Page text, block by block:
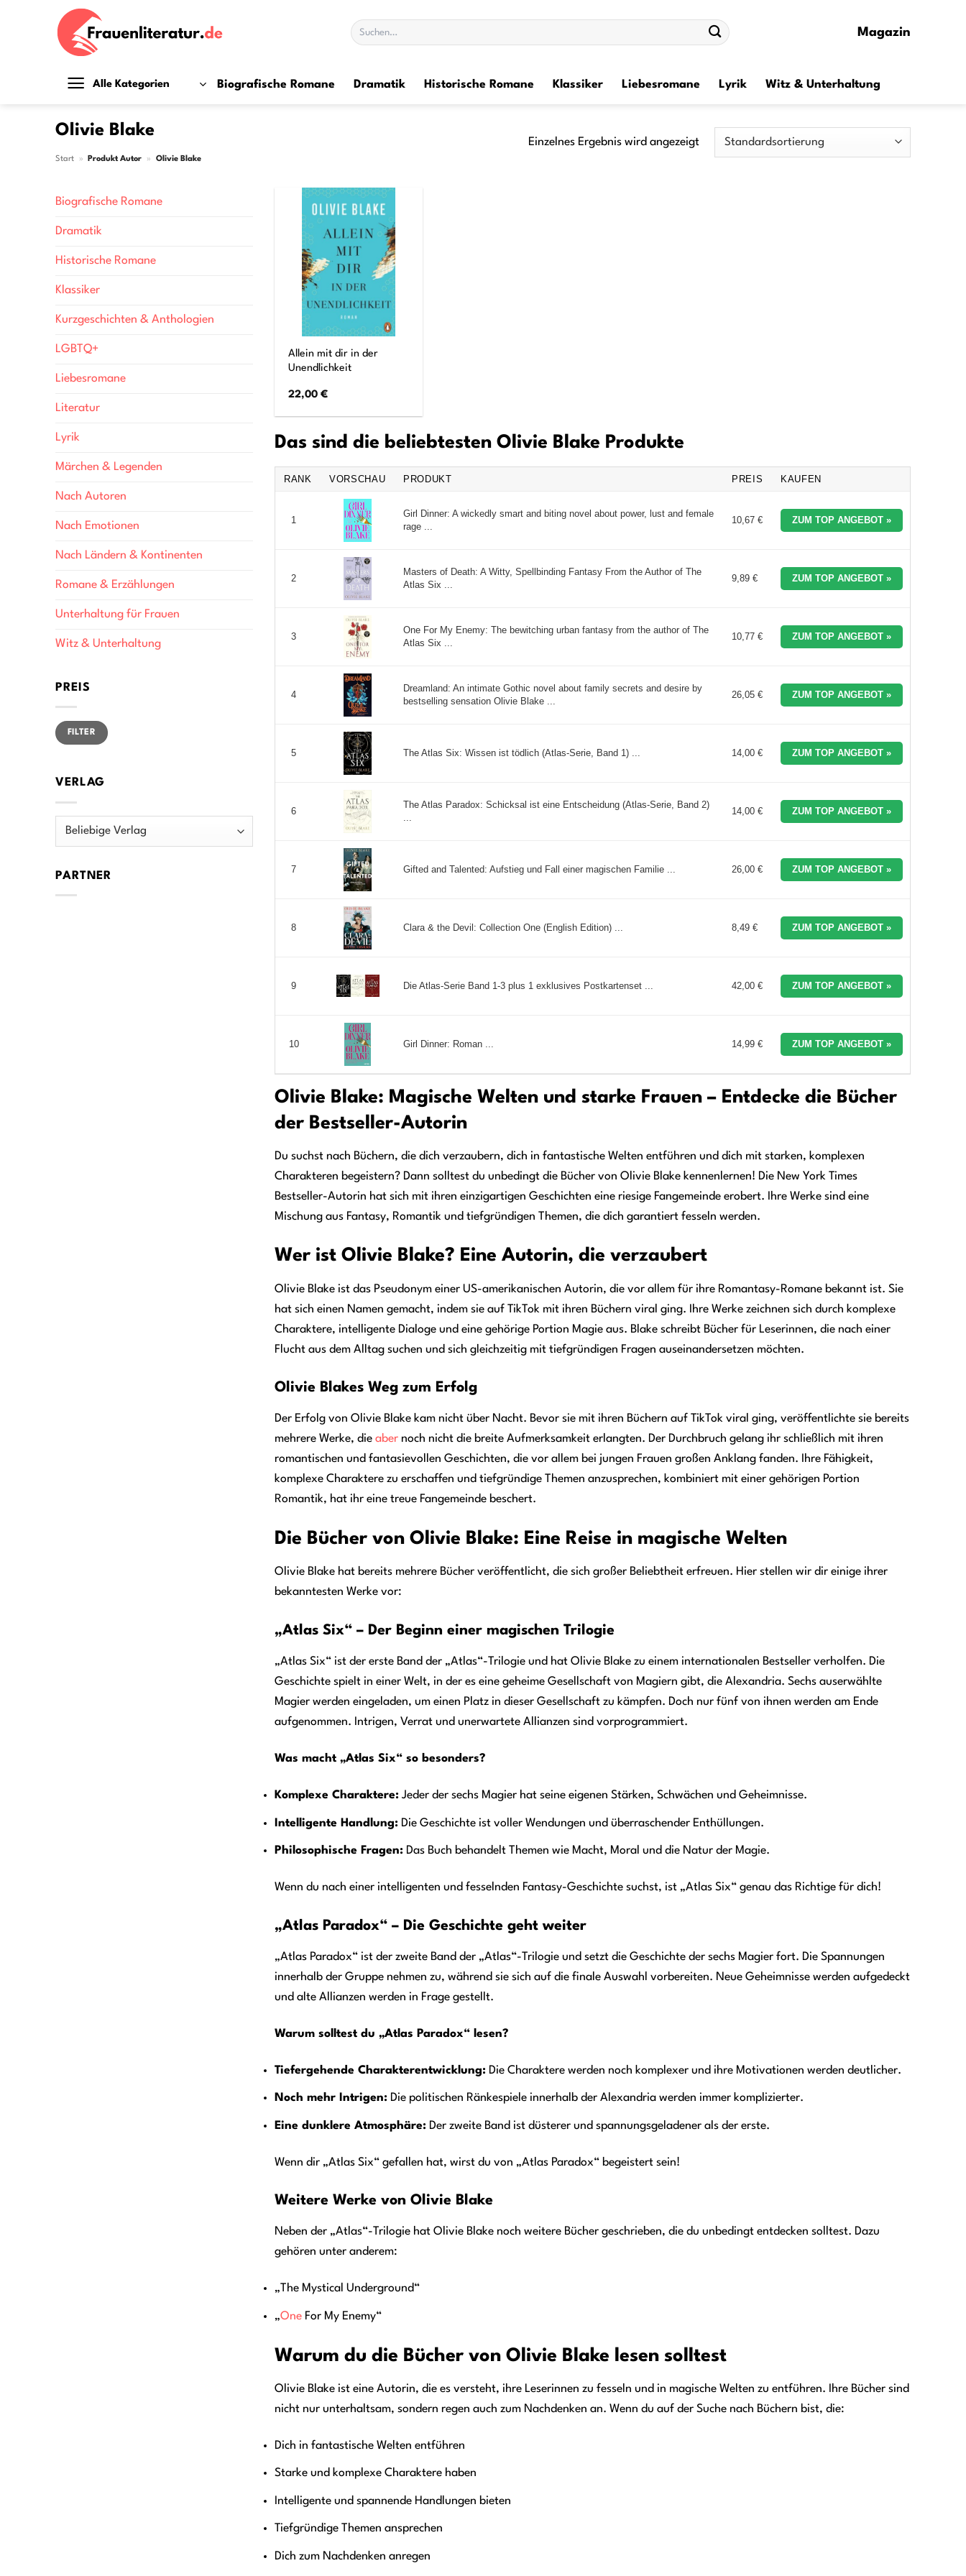
Suchen
nach:
Magazin
Alle Kategorien Biografische Romane Dramatik Historische Romane Klassiker Liebesromane Lyrik Witz & Unterhaltung
Olivie Blake
Start » Produkt Autor » Olivie Blake
Einzelnes Ergebnis wird angezeigt
Biografische Romane
Dramatik
Historische Romane
Klassiker
Kurzgeschichten & Anthologien
LGBTQ+
Liebesromane
Literatur
Lyrik
Märchen & Legenden
Nach Autoren
Nach Emotionen
Nach Ländern & Kontinenten
Romane & Erzählungen
Unterhaltung für Frauen
Witz & Unterhaltung
PREIS
Min.
Preis
Max.
PreisFILTER
VERLAG
PARTNER
Allein mit dir in der
Unendlichkeit
22,00 €
Das sind die beliebtesten Olivie Blake Produkte
RANK VORSCHAU PRODUKT PREIS KAUFEN
1
Girl Dinner: A wickedly smart and biting novel about power, lust and female
rage ...
10,67 € ZUM TOP ANGEBOT »
2
Masters of Death: A Witty, Spellbinding Fantasy From the Author of The
Atlas Six ...
9,89 € ZUM TOP ANGEBOT »
3
One For My Enemy: The bewitching urban fantasy from the author of The
Atlas Six ...
10,77 € ZUM TOP ANGEBOT »
4
Dreamland: An intimate Gothic novel about family secrets and desire by
bestselling sensation Olivie Blake ...
26,05 € ZUM TOP ANGEBOT »
5 The Atlas Six: Wissen ist tödlich (Atlas-Serie, Band 1) ... 14,00 € ZUM TOP ANGEBOT »
6
The Atlas Paradox: Schicksal ist eine Entscheidung (Atlas-Serie, Band 2)
14,00 € ZUM TOP ANGEBOT »
7 Gifted and Talented: Aufstieg und Fall einer magischen Familie ... 26,00 € ZUM TOP ANGEBOT »
8 Clara & the Devil: Collection One (English Edition) ... 8,49 € ZUM TOP ANGEBOT »
9 Die Atlas-Serie Band 1-3 plus 1 exklusives Postkartenset ... 42,00 € ZUM TOP ANGEBOT »
10 Girl Dinner: Roman ... 14,99 € ZUM TOP ANGEBOT »
Olivie Blake: Magische Welten und starke Frauen – Entdecke die Bücher
der Bestseller-Autorin
Du suchst nach Büchern, die dich verzaubern, dich in fantastische Welten entführen und dich mit starken, komplexen
Charakteren begeistern? Dann solltest du unbedingt die Bücher von Olivie Blake kennenlernen! Die New York Times
Bestseller-Autorin hat sich mit ihren einzigartigen Geschichten eine riesige Fangemeinde erobert. Ihre Werke sind eine
Mischung aus Fantasy, Romantik und tiefgründigen Themen, die dich garantiert fesseln werden.
Wer ist Olivie Blake? Eine Autorin, die verzaubert
Olivie Blake ist das Pseudonym einer US-amerikanischen Autorin, die vor allem für ihre Romantasy-Romane bekannt ist. Sie
hat sich einen Namen gemacht, indem sie auf TikTok mit ihren Büchern viral ging. Ihre Werke zeichnen sich durch komplexe
Charaktere, intelligente Dialoge und eine gehörige Portion Magie aus. Blake schreibt Bücher für Leserinnen, die nach einer
Flucht aus dem Alltag suchen und sich gleichzeitig mit tiefgründigen Fragen auseinandersetzen möchten.
Olivie Blakes Weg zum Erfolg
Der Erfolg von Olivie Blake kam nicht über Nacht. Bevor sie mit ihren Büchern auf TikTok viral ging, veröffentlichte sie bereits
mehrere Werke, die aber noch nicht die breite Aufmerksamkeit erlangten. Der Durchbruch gelang ihr schließlich mit ihren
romantischen und fantasievollen Geschichten, die vor allem bei jungen Frauen großen Anklang fanden. Ihre Fähigkeit,
komplexe Charaktere zu erschaffen und tiefgründige Themen anzusprechen, kombiniert mit einer gehörigen Portion
Romantik, hat ihr eine treue Fangemeinde beschert.
Die Bücher von Olivie Blake: Eine Reise in magische Welten
Olivie Blake hat bereits mehrere Bücher veröffentlicht, die sich großer Beliebtheit erfreuen. Hier stellen wir dir einige ihrer
bekanntesten Werke vor:
„Atlas Six“ – Der Beginn einer magischen Trilogie
„Atlas Six“ ist der erste Band der „Atlas“-Trilogie und hat Olivie Blake zu einem internationalen Bestseller verholfen. Die
Geschichte spielt in einer Welt, in der es eine geheime Gesellschaft von Magiern gibt, die Alexandria. Sechs auserwählte
Magier werden eingeladen, um einen Platz in dieser Gesellschaft zu kämpfen. Doch nur fünf von ihnen werden am Ende
aufgenommen. Intrigen, Verrat und unerwartete Allianzen sind vorprogrammiert.
Was macht „Atlas Six“ so besonders?
Komplexe Charaktere: Jeder der sechs Magier hat seine eigenen Stärken, Schwächen und Geheimnisse.
Intelligente Handlung: Die Geschichte ist voller Wendungen und überraschender Enthüllungen.
Philosophische Fragen: Das Buch behandelt Themen wie Macht, Moral und die Natur der Magie.
Wenn du nach einer intelligenten und fesselnden Fantasy-Geschichte suchst, ist „Atlas Six“ genau das Richtige für dich!
„Atlas Paradox“ – Die Geschichte geht weiter
„Atlas Paradox“ ist der zweite Band der „Atlas“-Trilogie und setzt die Geschichte der sechs Magier fort. Die Spannungen
innerhalb der Gruppe nehmen zu, während sie sich auf die finale Auswahl vorbereiten. Neue Geheimnisse werden aufgedeckt
und alte Allianzen werden in Frage gestellt.
Warum solltest du „Atlas Paradox“ lesen?
Tiefergehende Charakterentwicklung: Die Charaktere werden noch komplexer und ihre Motivationen werden deutlicher.
Noch mehr Intrigen: Die politischen Ränkespiele innerhalb der Alexandria werden immer komplizierter.
Eine dunklere Atmosphäre: Der zweite Band ist düsterer und spannungsgeladener als der erste.
Wenn dir „Atlas Six“ gefallen hat, wirst du von „Atlas Paradox“ begeistert sein!
Weitere Werke von Olivie Blake
Neben der „Atlas“-Trilogie hat Olivie Blake noch weitere Bücher geschrieben, die du unbedingt entdecken solltest. Dazu
gehören unter anderem:
„The Mystical Underground“
„One For My Enemy“
Warum du die Bücher von Olivie Blake lesen solltest
Olivie Blake ist eine Autorin, die es versteht, ihre Leserinnen zu fesseln und in magische Welten zu entführen. Ihre Bücher sind
nicht nur unterhaltsam, sondern regen auch zum Nachdenken an. Wenn du auf der Suche nach Büchern bist, die:
Dich in fantastische Welten entführen
Starke und komplexe Charaktere haben
Intelligente und spannende Handlungen bieten
Tiefgründige Themen ansprechen
Dich zum Nachdenken anregen